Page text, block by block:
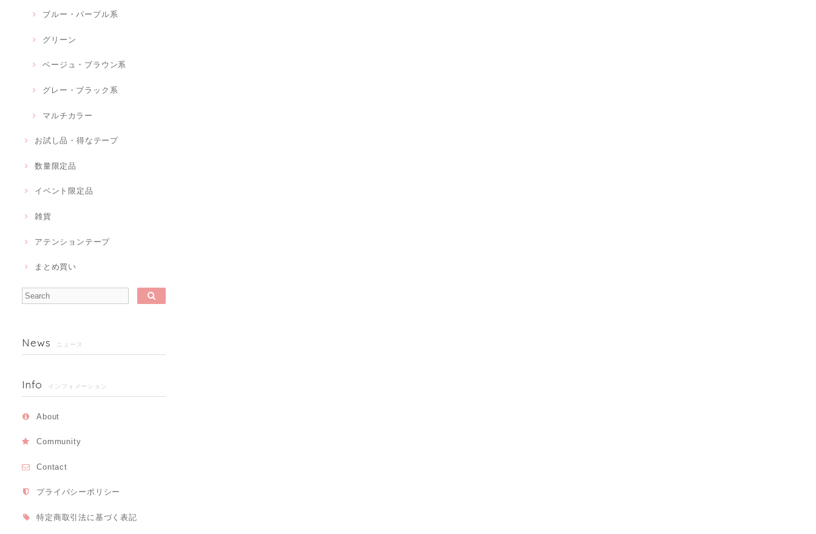
ブルー・パープル系
グリーン
ベージュ・ブラウン系
グレー・ブラック系
マルチカラー
お試し品・得なテープ
数量限定品
イベント限定品
雑貨
アテンションテープ
まとめ買い
News ニュース
Info インフォメーション
About
Community
Contact
プライバシーポリシー
特定商取引法に基づく表記